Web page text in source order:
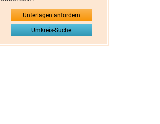
Unterlagen anfordern
Umkreis-Suche